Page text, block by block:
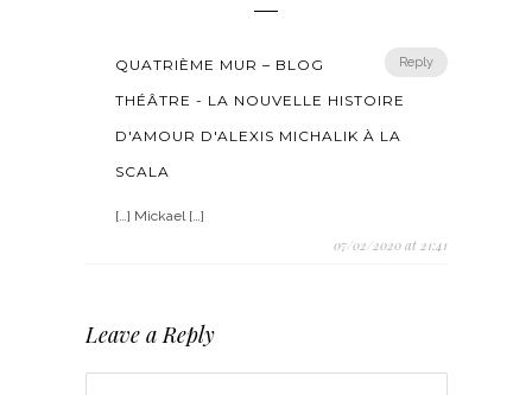
Reply
QUATRIÈME MUR – BLOG
THÉÂTRE - LA NOUVELLE HISTOIRE
D'AMOUR D'ALEXIS MICHALIK À LA
SCALA
[…] Mickael […]
07/02/2020 at 21:41
Leave a Reply